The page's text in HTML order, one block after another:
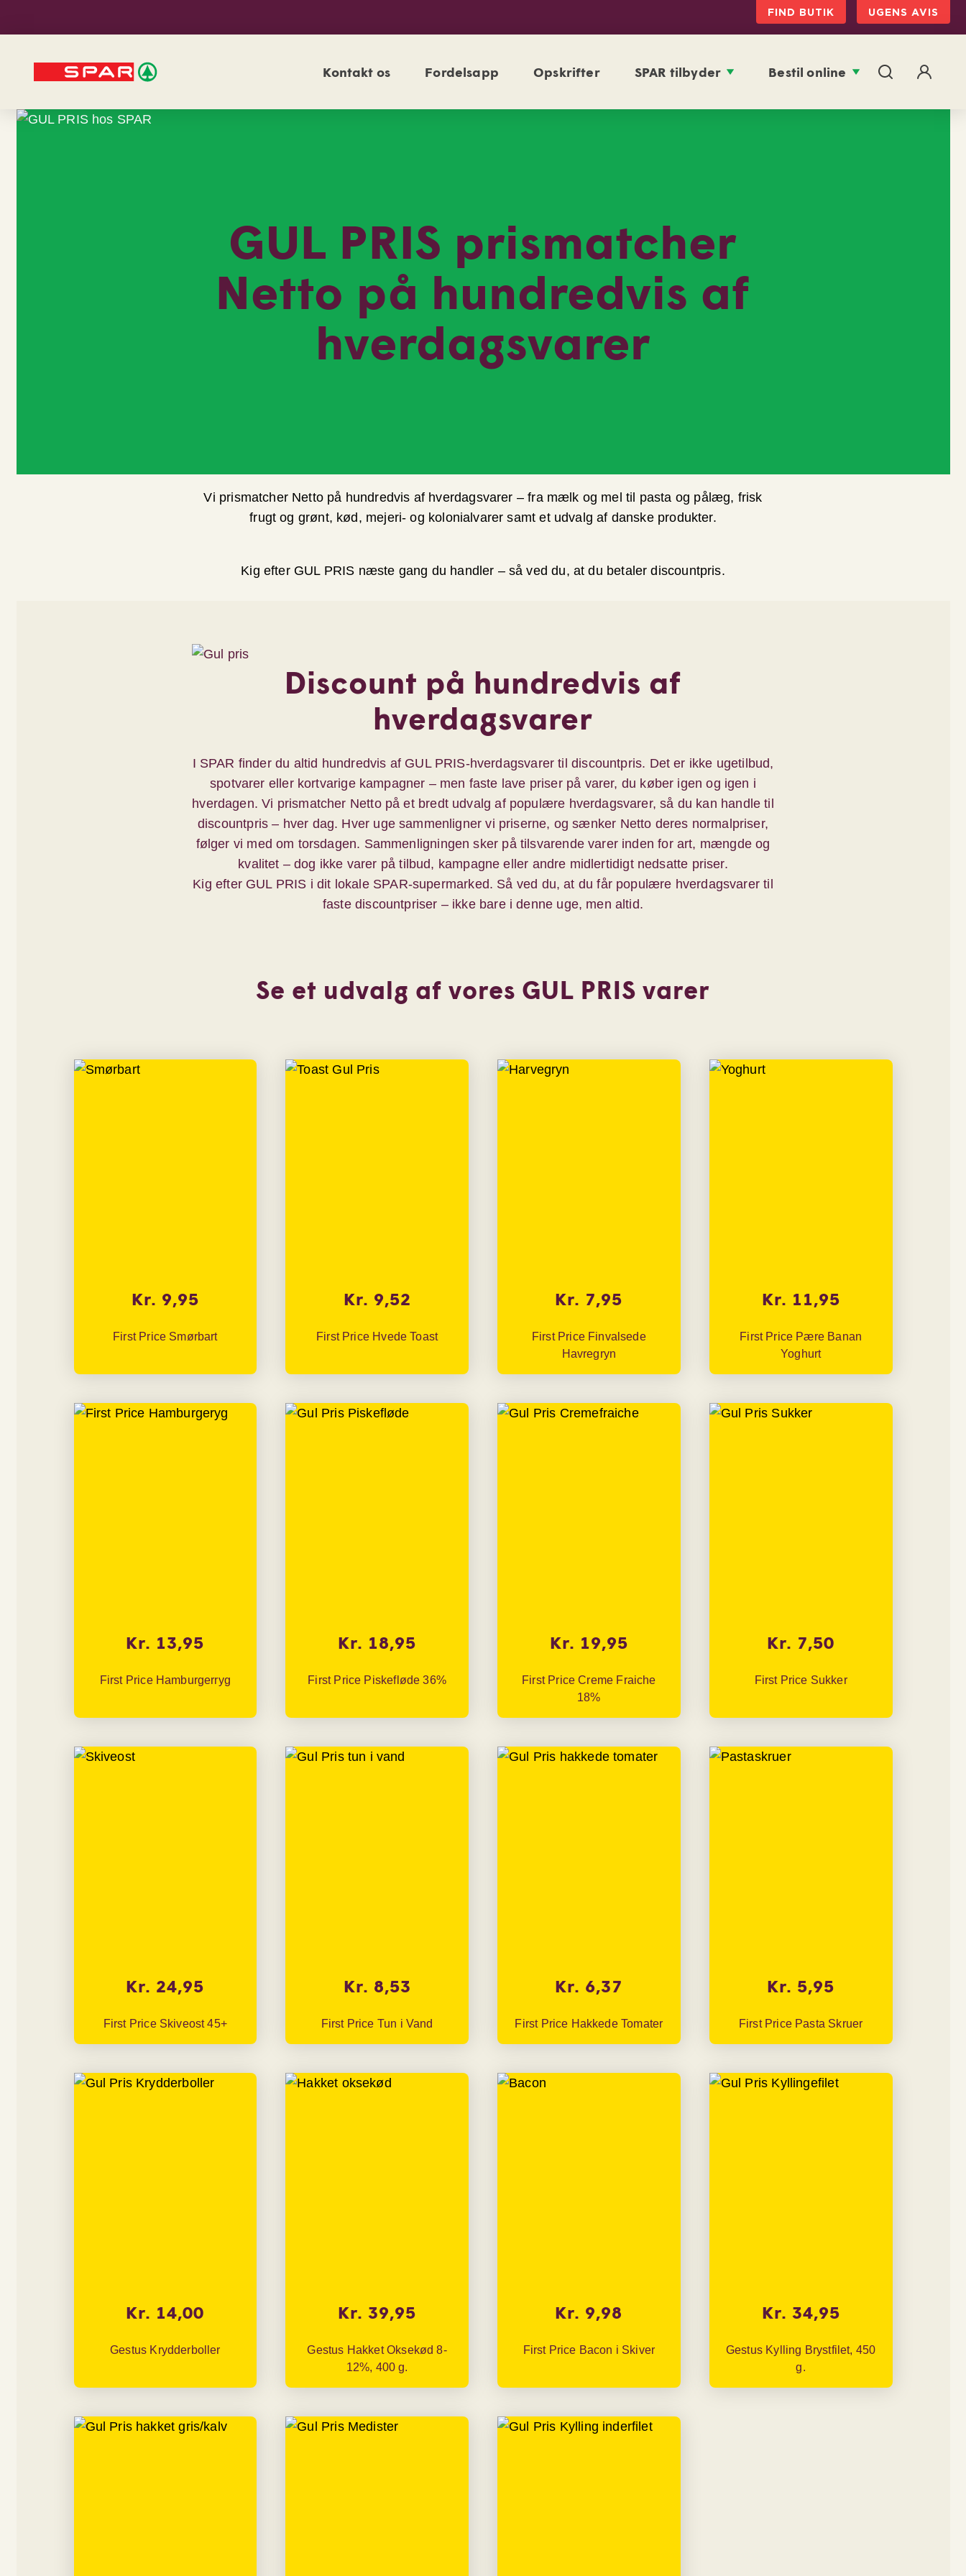
FIND BUTIK UGENS AVIS
Kontakt os Fordelsapp Opskrifter SPAR tilbyder Bestil online
GUL PRIS prismatcher
Netto på hundredvis af
hverdagsvarer
Vi prismatcher Netto på hundredvis af hverdagsvarer – fra mælk og mel til pasta og pålæg, frisk
frugt og grønt, kød, mejeri- og kolonialvarer samt et udvalg af danske produkter.
Kig efter GUL PRIS næste gang du handler – så ved du, at du betaler discountpris.
Discount på hundredvis af
hverdagsvarer
I SPAR finder du altid hundredvis af GUL PRIS-hverdagsvarer til discountpris. Det er ikke ugetilbud,
spotvarer eller kortvarige kampagner – men faste lave priser på varer, du køber igen og igen i
hverdagen. Vi prismatcher Netto på et bredt udvalg af populære hverdagsvarer, så du kan handle til
discountpris – hver dag. Hver uge sammenligner vi priserne, og sænker Netto deres normalpriser,
følger vi med om torsdagen. Sammenligningen sker på tilsvarende varer inden for art, mængde og
kvalitet – dog ikke varer på tilbud, kampagne eller andre midlertidigt nedsatte priser.
Kig efter GUL PRIS i dit lokale SPAR-supermarked. Så ved du, at du får populære hverdagsvarer til
faste discountpriser – ikke bare i denne uge, men altid.
Se et udvalg af vores GUL PRIS varer
Kr. 9,95
First Price Smørbart
Kr. 9,52
First Price Hvede Toast
Kr. 7,95
First Price Finvalsede
Havregryn
Kr. 11,95
First Price Pære Banan
Yoghurt
Kr. 13,95
First Price Hamburgerryg
Kr. 18,95
First Price Piskefløde 36%
Kr. 19,95
First Price Creme Fraiche
18%
Kr. 7,50
First Price Sukker
Kr. 24,95
First Price Skiveost 45+
Kr. 8,53
First Price Tun i Vand
Kr. 6,37
First Price Hakkede Tomater
Kr. 5,95
First Price Pasta Skruer
Kr. 14,00
Gestus Krydderboller
Kr. 39,95
Gestus Hakket Oksekød 8-
12%, 400 g.
Kr. 9,98
First Price Bacon i Skiver
Kr. 34,95
Gestus Kylling Brystfilet, 450
g.